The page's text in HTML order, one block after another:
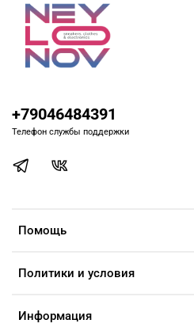
Помощь
Политики и условия
Информация
+79046484391
Телефон службы поддержки